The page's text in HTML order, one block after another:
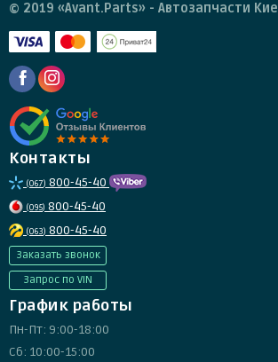
© 2019 «Avant.Parts» - Автозапчасти
Контакты
(067) 800-45-40
(095) 800-45-40
(063) 800-45-40
Заказать звонок
Запрос по VIN
График работы
Пн-Пт: 9:00-18:00
Сб: 10:00-15:00